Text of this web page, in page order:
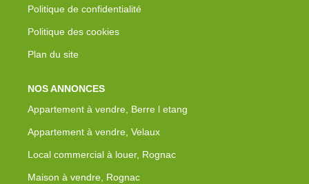
Politique de confidentialité
Politique des cookies
Plan du site
NOS ANNONCES
Appartement à vendre, Berre l etang
Appartement à vendre, Velaux
Local commercial à louer, Rognac
Maison à vendre, Rognac